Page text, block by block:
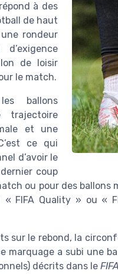
à des
de haut
rondeur
de loisir
le match.
ballons
trajectoire
et une
ce qui
d’avoir le
coup
ou pour des ballons
FIFA Quality » ou «
sur le rebond, la
marquage a subi une
décrits dans le